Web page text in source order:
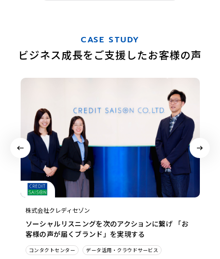
CASE STUDY
ビジネス成長をご支援したお客様の声
株式会社クレディセゾン
ソーシャルリスニングを次のアクションに繋げ 「お
客様の声が届くブランド」を実現する
コンタクトセンター
データ活用・クラウドサービス